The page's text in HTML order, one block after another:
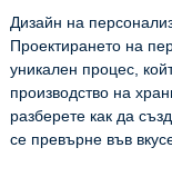
Дизайн на
Проектирането на
уникален процес,
производство на
разберете как да
се превърне във